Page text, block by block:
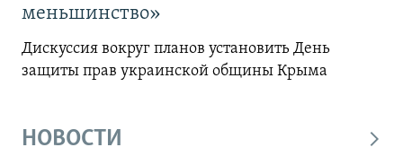
меньшинство»
Дискуссия вокруг планов установить День
защиты прав украинской общины Крыма
НОВОСТИ